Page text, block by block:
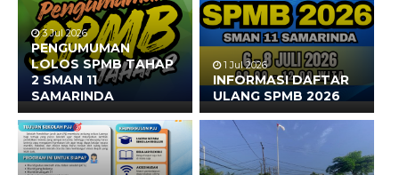
3 Jul 2026
PENGUMUMAN
LOLOS SPMB TAHAP
2 SMAN 11
SAMARINDA
1 Jul 2026
INFORMASI DAFTAR
ULANG SPMB 2026